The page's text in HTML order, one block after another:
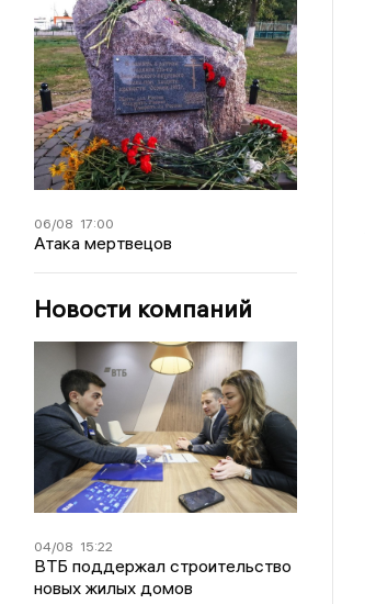
06/08 17:00
Атака мертвецов
Новости компаний
04/08 15:22
ВТБ поддержал строительство
новых жилых домов